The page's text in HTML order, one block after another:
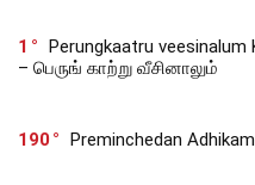
1
Perungkaatru
– பெருங் காற்று வீசினாலும்
190 Preminchedan